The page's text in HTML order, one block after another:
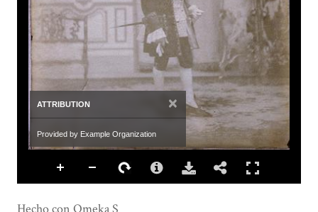
ATTRIBUTION ×
Provided by Example Organization